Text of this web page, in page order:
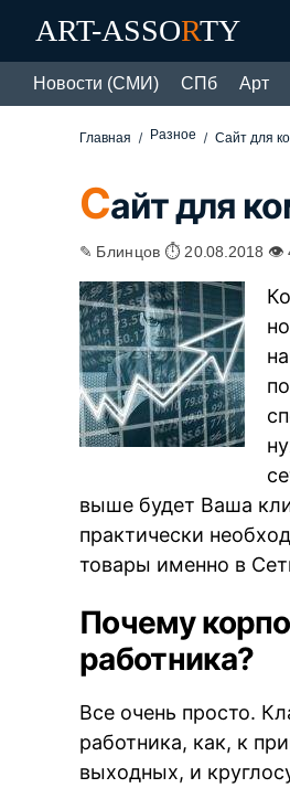
ART-ASSORTY
Новости (СМИ) СПб Арт
Главная Разное Сайт для
Сайт для
✎ Блинцов ⏱ 20.08.2018 👁
выше будет Ваша
практически
товары именно в
Почему
работника?
Все очень просто.
работника, как, к
выходных, и